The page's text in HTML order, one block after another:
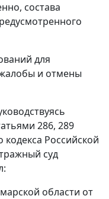
состава
для
и отмены
286, 289
Российской
суд
области от